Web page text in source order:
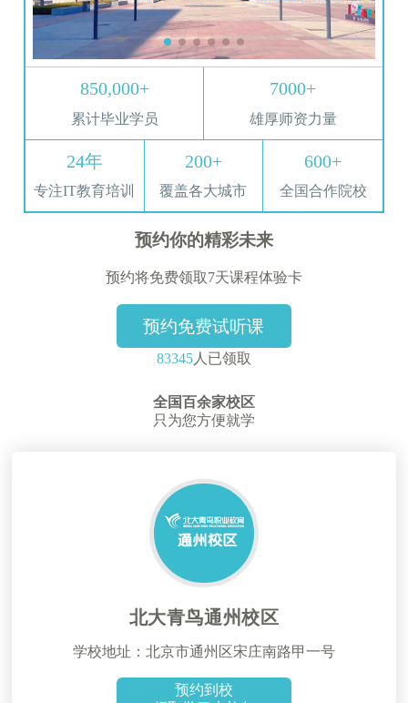
850,000+
累计毕业学员
7000+
雄厚师资力量
24年
专注IT教育培训
200+
覆盖各大城市
600+
全国合作院校
预约你的精彩未来
预约将免费领取7天课程体验卡
预约免费试听课
83345 人已领取
全国百余家校区
只为您方便就学
北大青鸟通州校区
学校地址：北京市通州区宋庄南路甲一号
预约到校